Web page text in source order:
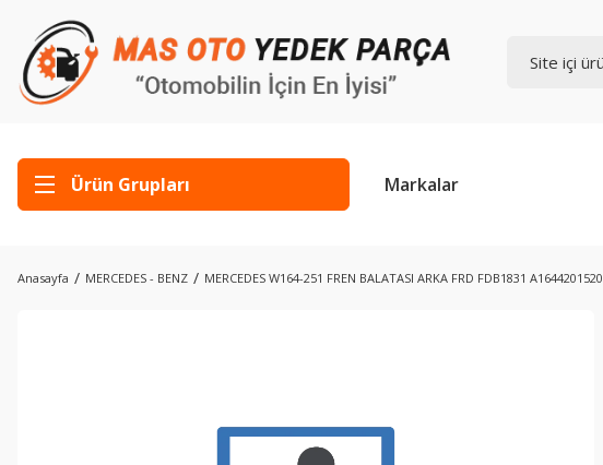
Ürün Grupları Markalar
Anasayfa MERCEDES - BENZ MERCEDES W164-251 FREN BALATASI ARKA FRD FDB1831 A1644201520